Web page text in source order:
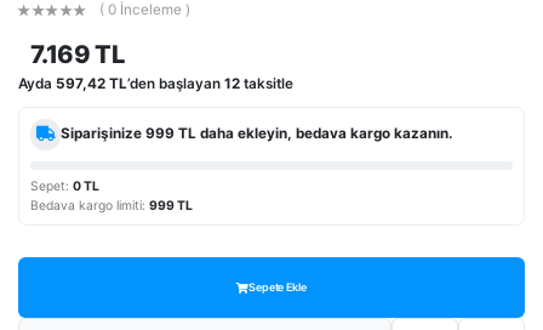
( 0 İnceleme )
7.169 TL
Ayda 597,42 TL’den başlayan 12 taksitle
Siparişinize999 TL daha ekleyin, bedava kargo kazanın.
Sepet: 0 TL
Bedava kargo limiti: 999 TL
Sepete Ekle